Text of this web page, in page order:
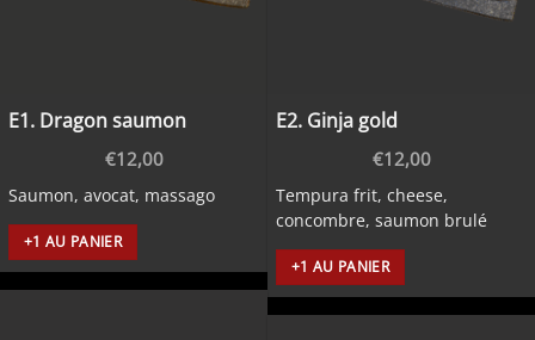
E1. Dragon saumon
€12,00
Saumon, avocat, massago
+1 AU PANIER
E2. Ginja gold
€12,00
Tempura frit, cheese,
concombre, saumon brulé
+1 AU PANIER